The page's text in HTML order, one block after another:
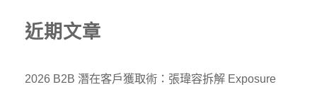
近期文章
2026 B2B 潛在客戶獲取術：張瑋容拆解 Exposure